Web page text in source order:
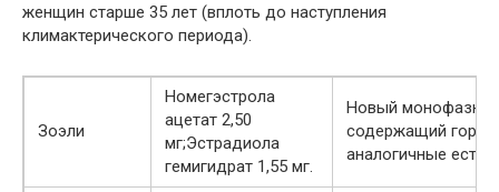
женщин старше 35 лет (вплоть до наступления
климактерического периода).
Зоэли
Номегэстрола
ацетат 2,50
мг;Эстрадиола
гемигидрат 1,55 мг.
Новый
содержащий
аналогичные